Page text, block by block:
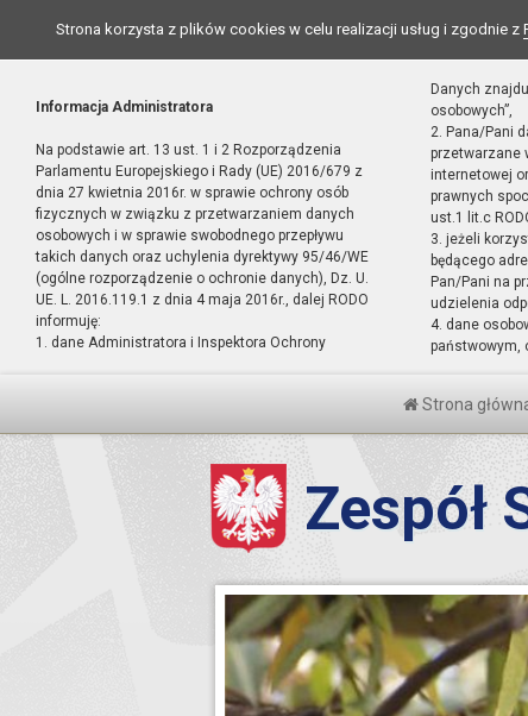
Strona korzysta z plików cookies w celu realizacji usług i zgodnie z
Informacja Administratora
Na podstawie art. 13 ust. 1 i 2 Rozporządzenia
Parlamentu Europejskiego i Rady (UE) 2016/679 z
dnia 27 kwietnia 2016r. w sprawie ochrony osób
fizycznych w związku z przetwarzaniem danych
osobowych i w sprawie swobodnego przepływu
takich danych oraz uchylenia dyrektywy 95/46/WE
(ogólne rozporządzenie o ochronie danych), Dz. U.
UE. L. 2016.119.1 z dnia 4 maja 2016r., dalej RODO
informuję:
1. dane Administratora i Inspektora Ochrony
Danych
osobowych”,
2. Pana/Pani
przetwarzane
internetowej
prawnych
ust.1 lit.c
3. jeżeli
będącego
Pan/Pani na
udzielenia
4. dane
państwowym,
Strona
Zespół